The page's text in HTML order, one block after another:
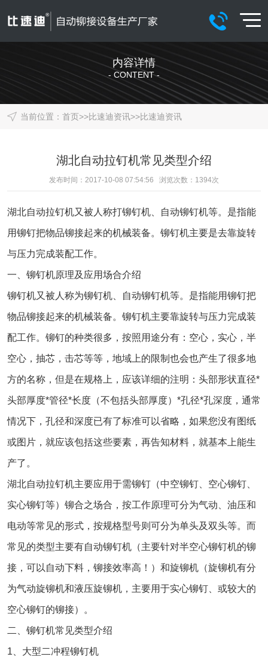
内容详情
- CONTENT -
当前位置： 首页>>比速迪资讯>>比速迪资讯
湖北自动拉钉机常见类型介绍
发布时间：2017-10-08 07:54:56 浏览次数： 1394次
湖北自动拉钉机又被人称打铆钉机、自动铆钉机等。是指能
用铆钉把物品铆接起来的机械装备。铆钉机主要是去靠旋转
与压力完成装配工作。
一、铆钉机原理及应用场合介绍
铆钉机又被人称为铆钉机、自动铆钉机等。是指能用铆钉把
物品铆接起来的机械装备。铆钉机主要靠旋转与压力完成装
配工作。铆钉的种类很多，按照用途分有：空心，实心，半
空心，抽芯，击芯等等，地域上的限制也会也产生了很多地
方的名称，但是在规格上，应该详细的注明：头部形状直径*
头部厚度*管径*长度（不包括头部厚度）*孔径*孔深度，通常
情况下，孔径和深度已有了标准可以省略，如果您没有图纸
或图片，就应该包括这些要素，再告知材料，就基本上能生
产了。
湖北自动拉钉机主要应用于需铆钉（中空铆钉、空心铆钉、
实心铆钉等）铆合之场合，按工作原理可分为气动、油压和
电动等常见的形式，按规格型号则可分为单头及双头等。而
常见的类型主要有自动铆钉机（主要针对半空心铆钉机的铆
接，可以自动下料，铆接效率高！）和旋铆机（旋铆机有分
为气动旋铆机和液压旋铆机，主要用于实心铆钉、或较大的
空心铆钉的铆接）。
二、铆钉机常见类型介绍
1、大型二冲程铆钉机